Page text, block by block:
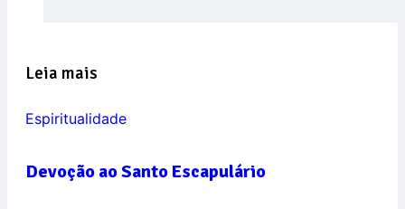
Leia mais
Espiritualidade
Devoção ao Santo Escapulário